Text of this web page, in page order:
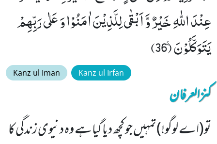
عِنْدَ اللّٰهِ خَیْرٌ وَّ اَبْقٰى لِلَّذِیْنَ اٰمَنُوْا وَ عَلٰى رَبِّهِمْ
یَتَوَكَّلُوْنَۚ (36)
Kanz ul Iman Kanz ul Irfan
کنزالعرفان
تو(اے لوگو!)تمہیں جو کچھ دیا گیاہے وہ دنیوی زندگی کا